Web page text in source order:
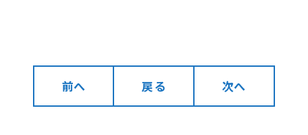
前へ 戻る 次へ